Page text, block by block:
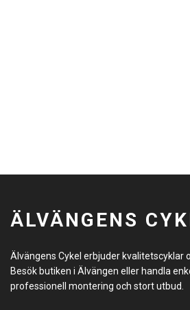
ÄLVÄNGENS
Älvängens Cykel erbjuder kvalitetscyklar
Besök butiken i Älvängen eller handla
professionell montering och stort utbud.